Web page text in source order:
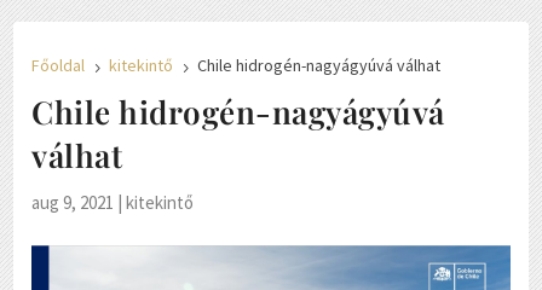
Főoldal 5 kitekintő 5 Chile hidrogén-nagyágyúvá válhat
Chile hidrogén-nagyágyúvá
válhat
aug 9, 2021 |kitekintő